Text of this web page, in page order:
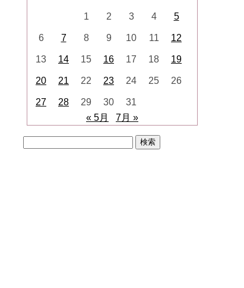
1 2 3 4 5
6 7 8 9 10 11 12
13 14 15 16 17 18 19
20 21 22 23 24 25 26
27 28 29 30
31
« 5月
7月 »
検
索: